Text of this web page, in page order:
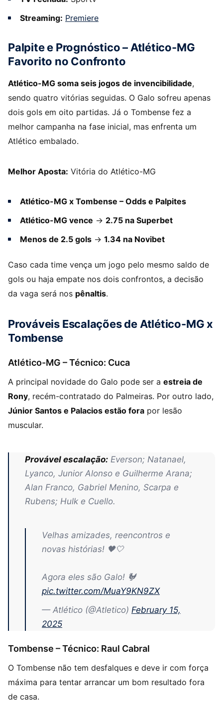
Streaming: Premiere
Palpite e Prognóstico – Atlético-MG
Favorito no Confronto
Atlético-MG soma seis jogos de invencibilidade,
sendo quatro vitórias seguidas. O Galo sofreu apenas
dois gols em oito partidas. Já o Tombense fez a
melhor campanha na fase inicial, mas enfrenta um
Atlético embalado.
Melhor Aposta: Vitória do Atlético-MG
Atlético-MG x Tombense – Odds e Palpites
Atlético-MG vence → 2.75 na Superbet
Menos de 2.5 gols → 1.34 na Novibet
Caso cada time vença um jogo pelo mesmo saldo de
gols ou haja empate nos dois confrontos, a decisão
da vaga será nos pênaltis.
Prováveis Escalações de Atlético-MG x
Tombense
Atlético-MG – Técnico: Cuca
A principal novidade do Galo pode ser a estreia de
Rony, recém-contratado do Palmeiras. Por outro lado,
Júnior Santos e Palacios estão fora por lesão
muscular.
Provável escalação: Everson; Natanael,
Lyanco, Junior Alonso e Guilherme Arana;
Alan Franco, Gabriel Menino, Scarpa e
Rubens; Hulk e Cuello.
Velhas amizades, reencontros e
novas histórias! 🖤🤍
Agora eles são Galo! 🐓
pic.twitter.com/MuaY9KN9ZX
— Atlético (@Atletico) February 15,
2025
Tombense – Técnico: Raul Cabral
O Tombense não tem desfalques e deve ir com força
máxima para tentar arrancar um bom resultado fora
de casa.